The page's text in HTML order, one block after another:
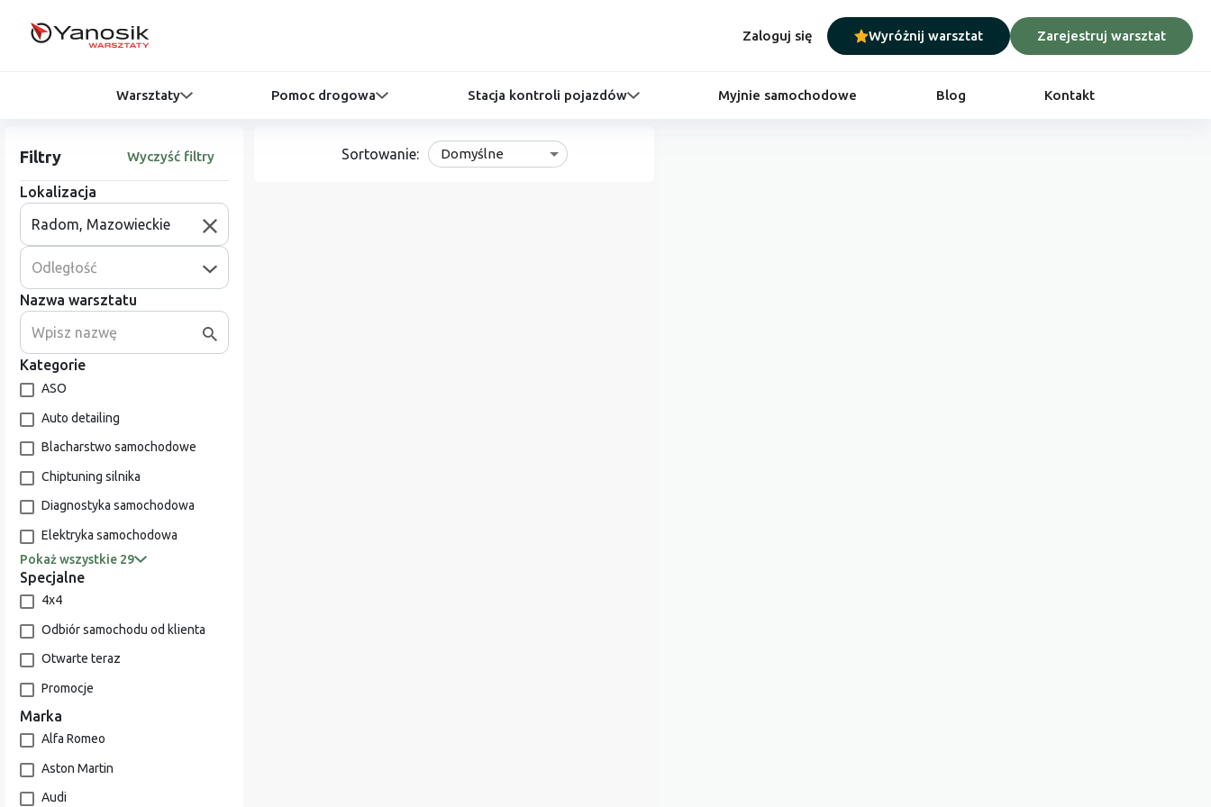
Zaloguj się Wyróżnij warsztat Zarejestruj warsztat
Warsztaty Pomoc drogowa Stacja kontroli pojazdów Myjnie samochodowe Blog Kontakt
Filtry Wyczyść filtry
Lokalizacja
Odległość
Nazwa warsztatu
Kategorie
ASO
Auto detailing
Blacharstwo samochodowe
Chiptuning silnika
Diagnostyka samochodowa
Elektryka samochodowa
Pokaż wszystkie 29
Specjalne
4x4
Odbiór samochodu od klienta
Otwarte teraz
Promocje
Marka
Alfa Romeo
Aston Martin
Audi
Sortowanie: Domyślne